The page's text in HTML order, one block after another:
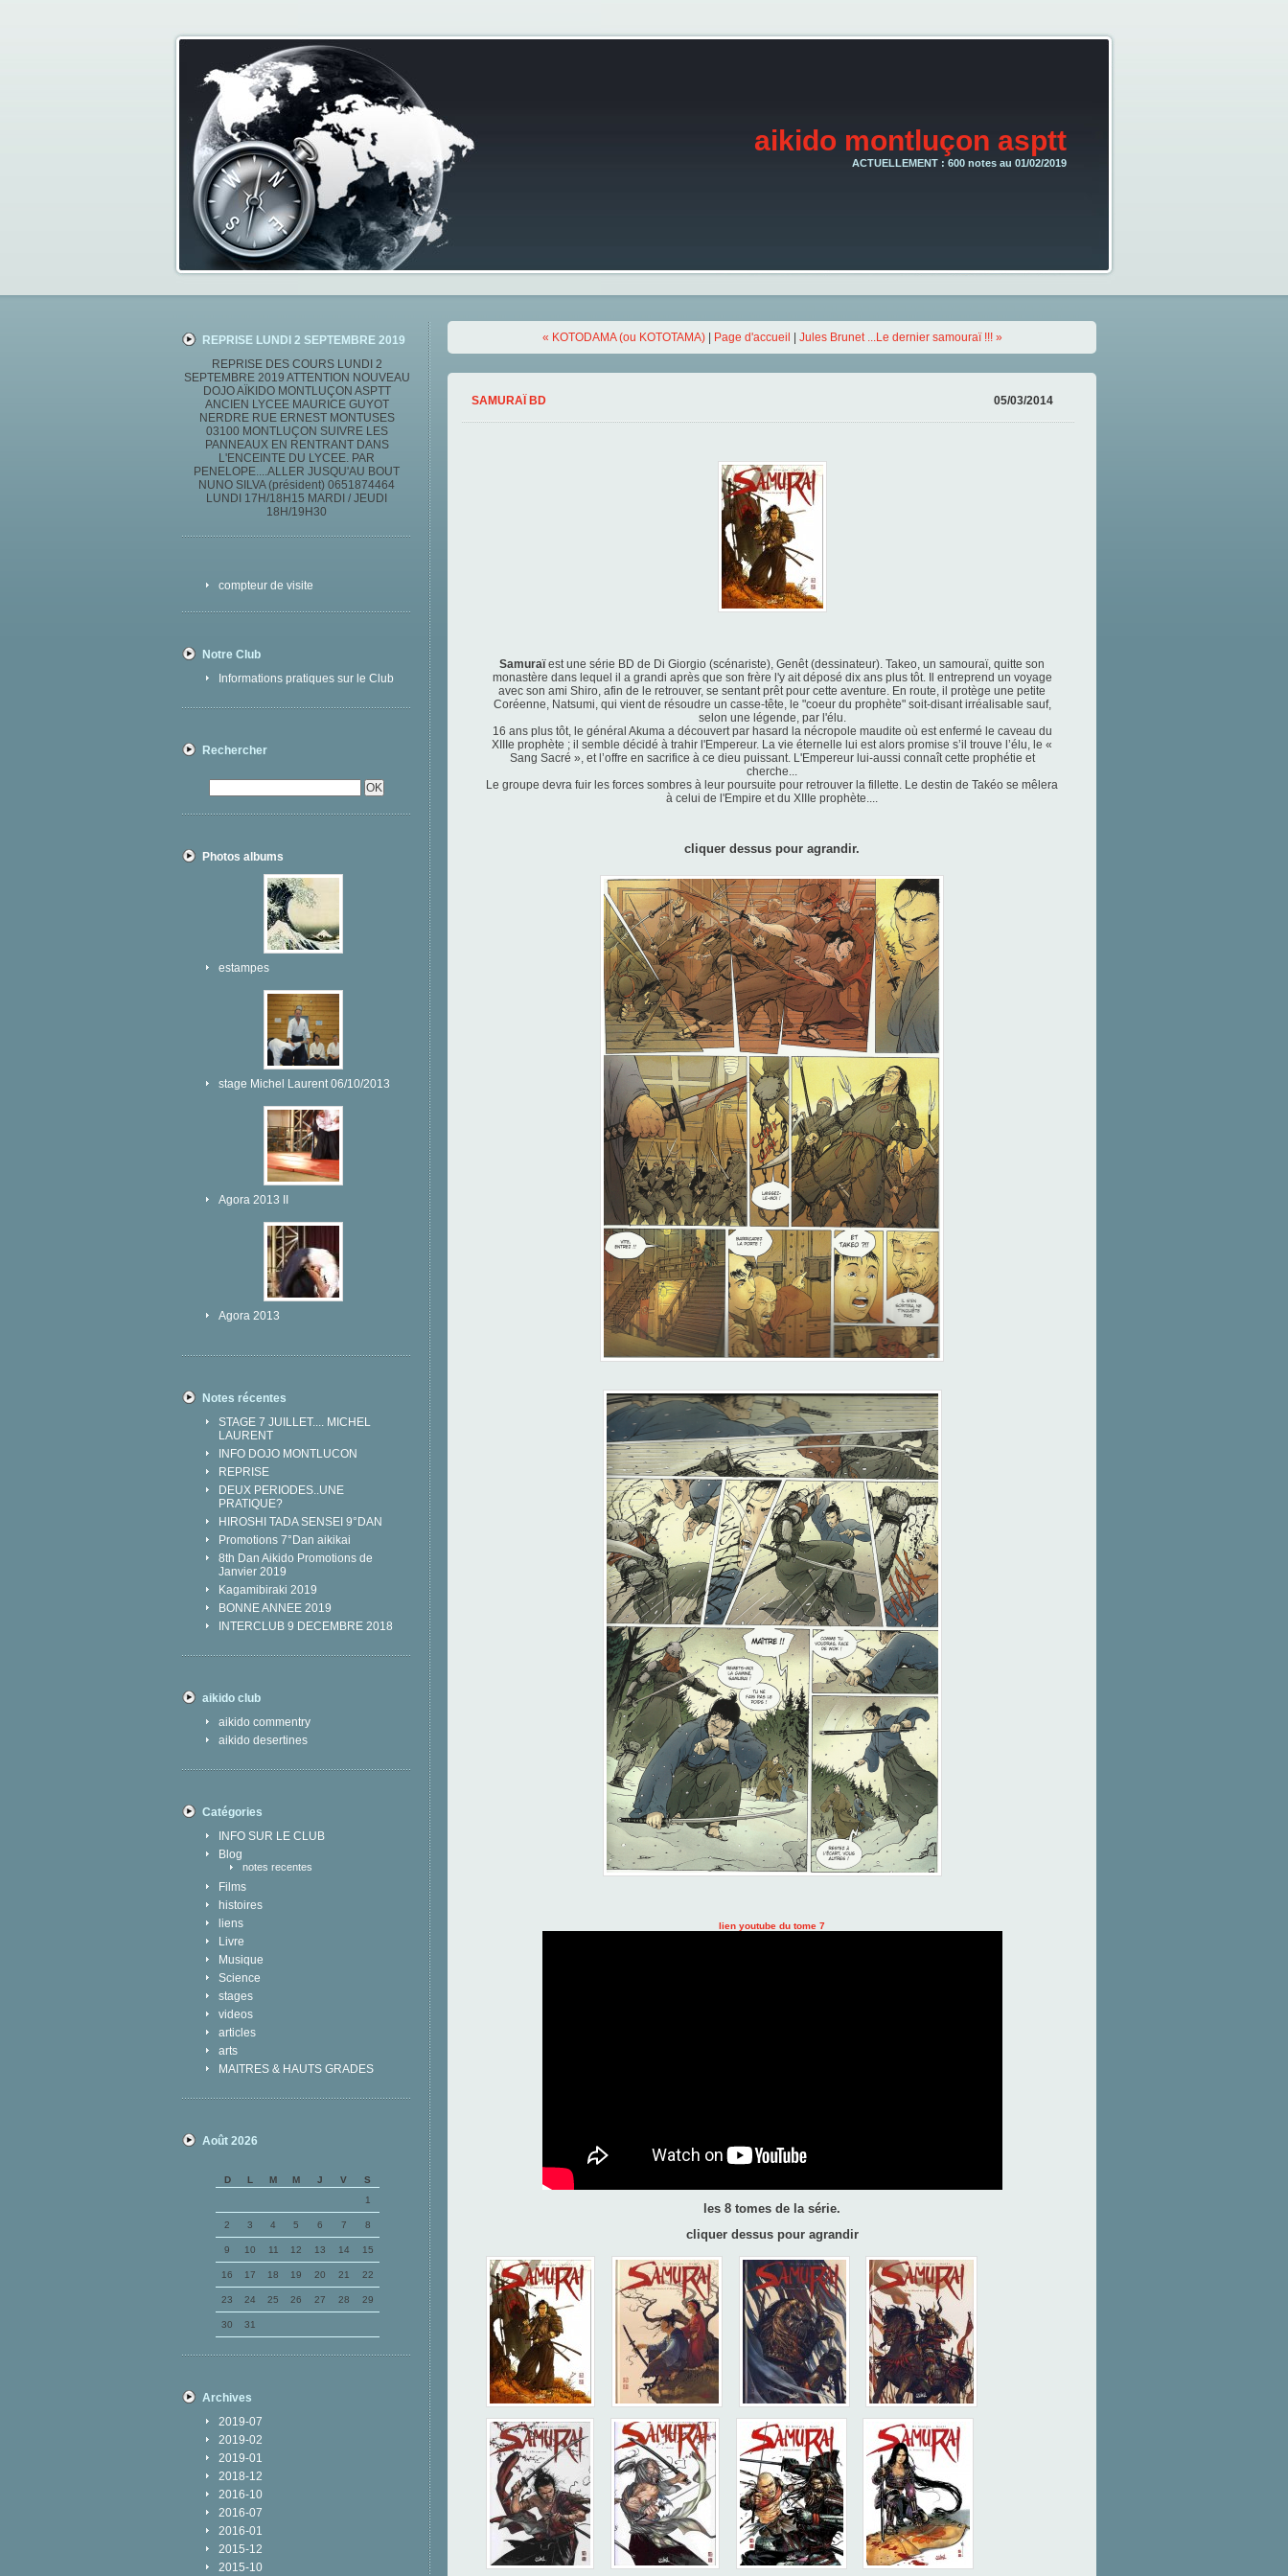
aikido montluçon asptt
ACTUELLEMENT : 600 notes au 01/02/2019
REPRISE LUNDI 2 SEPTEMBRE 2019
REPRISE DES COURS LUNDI 2
SEPTEMBRE 2019 ATTENTION NOUVEAU
DOJO AÏKIDO MONTLUÇON ASPTT
ANCIEN LYCEE MAURICE GUYOT
NERDRE RUE ERNEST MONTUSES
03100 MONTLUÇON SUIVRE LES
PANNEAUX EN RENTRANT DANS
L'ENCEINTE DU LYCEE. PAR
PENELOPE....ALLER JUSQU'AU BOUT
NUNO SILVA (président) 0651874464
LUNDI 17H/18H15 MARDI / JEUDI
18H/19H30
compteur de visite
Notre Club
Informations pratiques sur le Club
Rechercher
Photos albums
estampes
stage Michel Laurent 06/10/2013
Agora 2013 II
Agora 2013
Notes récentes
STAGE 7 JUILLET.... MICHEL
LAURENT
INFO DOJO MONTLUCON
REPRISE
DEUX PERIODES..UNE
PRATIQUE?
HIROSHI TADA SENSEI 9°DAN
Promotions 7°Dan aikikai
8th Dan Aikido Promotions de
Janvier 2019
Kagamibiraki 2019
BONNE ANNEE 2019
INTERCLUB 9 DECEMBRE 2018
aikido club
aikido commentry
aikido desertines
Catégories
INFO SUR LE CLUB
Blog
notes recentes
Films
histoires
liens
Livre
Musique
Science
stages
videos
articles
arts
MAITRES & HAUTS GRADES
Août 2026
D L M M J V
S
1
2 3 4 5 6 7 8
9 10 11 12 13 14 15
16 17 18 19 20 21 22
23 24 25 26 27 28 29
30 31
Archives
2019-07
2019-02
2019-01
2018-12
2016-10
2016-07
2016-01
2015-12
2015-10
« KOTODAMA (ou KOTOTAMA)| Page d'accueil Jules Brunet ...Le dernier samouraï !!! »
05/03/2014
SAMURAÏ BD
Samuraïest une série BD de Di Giorgio (scénariste), Genêt (dessinateur). Takeo, un samouraï, quitte son
monastère dans lequel il a grandi après que son frère l'y ait déposé dix ans plus tôt. Il entreprend un voyage
avec son ami Shiro, afin de le retrouver, se sentant prêt pour cette aventure. En route, il protège une petite
Coréenne, Natsumi, qui vient de résoudre un casse-tête, le "coeur du prophète" soit-disant irréalisable sauf,
selon une légende, par l'élu.
16 ans plus tôt, le général Akuma a découvert par hasard la nécropole maudite où est enfermé le caveau du
XIIIe prophète ; il semble décidé à trahir l'Empereur. La vie éternelle lui est alors promise s’il trouve l’élu, le «
Sang Sacré », et l’offre en sacrifice à ce dieu puissant. L'Empereur lui-aussi connaît cette prophétie et
cherche...
Le groupe devra fuir les forces sombres à leur poursuite pour retrouver la fillette. Le destin de Takéo se mêlera
à celui de l'Empire et du XIIIe prophète....
cliquer dessus pour agrandir.
lien youtube du tome 7
les 8 tomes de la série.
cliquer dessus pour agrandir